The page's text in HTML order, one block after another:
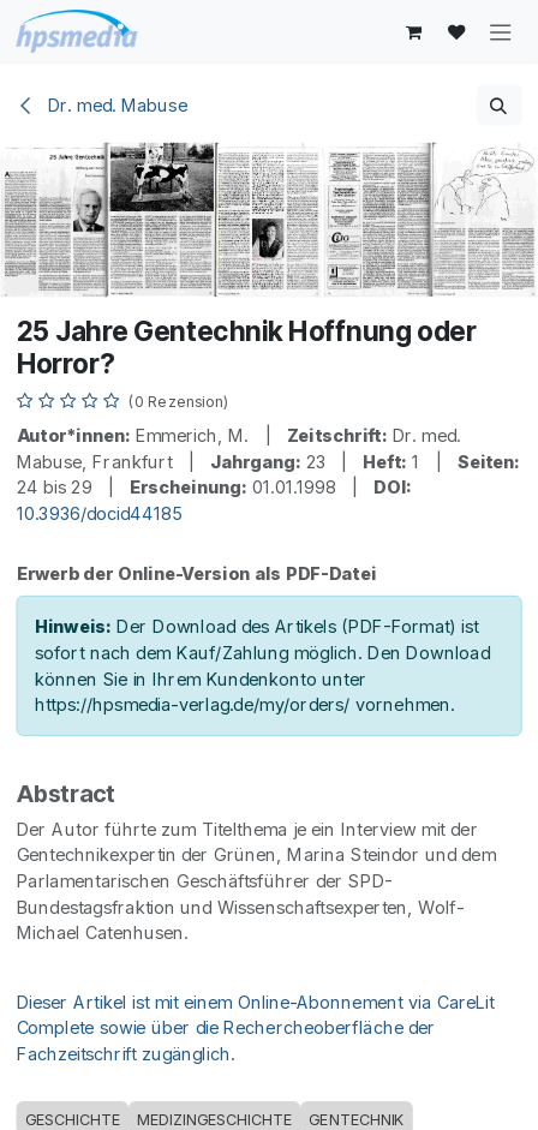
Zum Inhalt springen
Dr. med. Mabuse
25 Jahre Gentechnik Hoffnung oder
Horror?
(0 Rezension)
Autor*innen: Emmerich, M. | Zeitschrift: Dr. med.
Mabuse, Frankfurt | Jahrgang: 23 | Heft: 1 | Seiten:
24 bis 29 | Erscheinung: 01.01.1998 | DOI:
10.3936/docid44185
Erwerb der Online-Version als PDF-Datei
Hinweis: Der Download des Artikels (PDF-Format) ist
sofort nach dem Kauf/Zahlung möglich. Den Download
können Sie in Ihrem Kundenkonto unter
https://hpsmedia-verlag.de/my/orders/ vornehmen.
Abstract
Der Autor führte zum Titelthema je ein Interview mit der
Gentechnikexpertin der Grünen, Marina Steindor und dem
Parlamentarischen Geschäftsführer der SPD-
Bundestagsfraktion und Wissenschaftsexperten, Wolf-
Michael Catenhusen.
Dieser Artikel ist mit einem Online-Abonnement via CareLit
Complete sowie über die Rechercheoberfläche der
Fachzeitschrift zugänglich.
GESCHICHTE MEDIZINGESCHICHTE
GENTECHNIK